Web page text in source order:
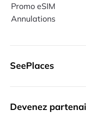
Promo eSIM
Annulations
SeePlaces
Devenez